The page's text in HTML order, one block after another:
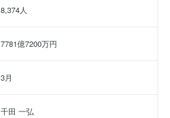
8,374人
7781億7200万円
3月
千田 一弘